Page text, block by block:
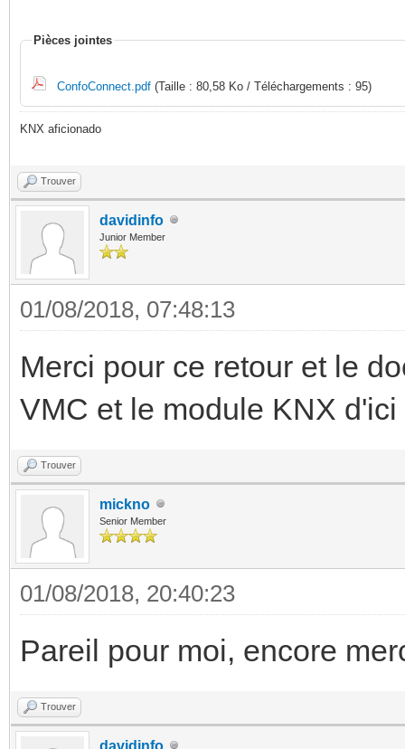
Pièces jointes
ConfoConnect.pdf (Taille : 80,58 Ko / Téléchargements : 95)
KNX aficionado
Trouver
davidinfo
Junior Member
01/08/2018, 07:48:13
Merci pour ce retour et le
VMC et le module KNX
Trouver
mickno
Senior Member
01/08/2018, 20:40:23
Pareil pour moi, encore
Trouver
davidinfo